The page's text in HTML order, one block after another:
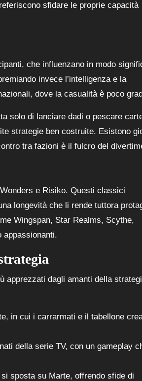
sfidare le proprie capacità
che influenzano in modo
invece l’intelligenza e la
dove la casualità è poco
solo di lanciare dadi o pescare
strategie ben costruite. Esistono
tra fazioni è il fulcro del
e Risiko. Questi classici
longevità che li rende tuttora
Wingspan, Star Realms, Scythe,
appassionanti.
apprezzati dagli amanti della
in cui i carrarmati e il tabellone
della serie TV, con un gameplay
sposta su Marte, offrendo sfide di